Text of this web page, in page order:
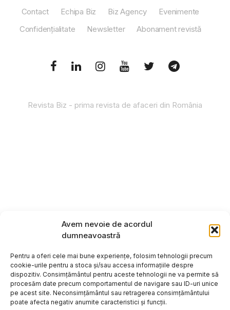
Avem nevoie de acordul
dumneavoastră
Pentru a oferi cele mai bune experiențe, folosim tehnologii precum
cookie-urile pentru a stoca și/sau accesa informațiile despre
dispozitiv. Consimțământul pentru aceste tehnologii ne va permite să
procesăm date precum comportamentul de navigare sau ID-uri unice
pe acest site. Neconsimțământul sau retragerea consimțământului
poate afecta negativ anumite caracteristici și funcții.
Contact Echipa Biz Biz Agency
Evenimente
Confidențialitate
Newsletter Abonament revistă
Revista Biz - prima revista de afaceri din România